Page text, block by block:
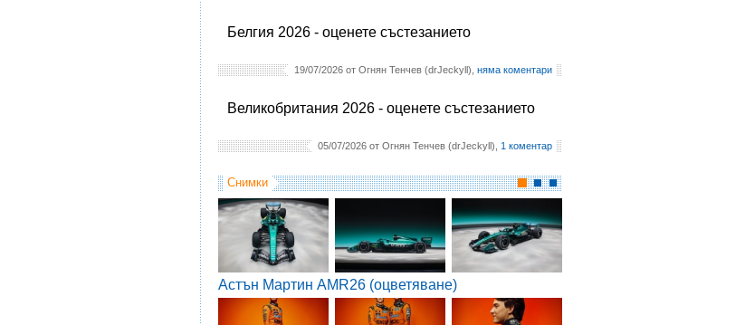
Белгия 2026 - оценете състезанието
19/07/2026 от Огнян Тенчев (drJeckyll), няма коментари
Великобритания 2026 - оценете състезанието
05/07/2026 от Огнян Тенчев (drJeckyll), 1 коментар
Снимки
Астън Мартин AMR26 (оцветяване)